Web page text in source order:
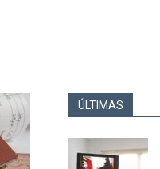
ÚLTIMAS